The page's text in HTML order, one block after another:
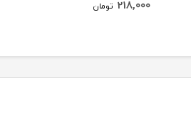
218,000 تومان